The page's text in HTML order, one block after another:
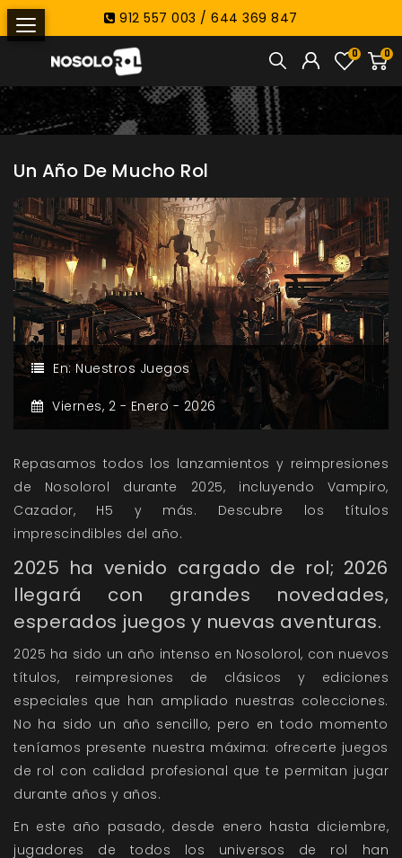
912 557 003 / 644 369 847
0
0
Un Año De Mucho Rol
En: Nuestros Juegos
Viernes, 2 - Enero - 2026
Repasamos todos los lanzamientos y reimpresiones
de Nosolorol durante 2025, incluyendo Vampiro,
Cazador, H5 y más. Descubre los títulos
imprescindibles del año.
2025 ha venido cargado de rol; 2026
llegará con grandes novedades,
esperados juegos y nuevas aventuras.
2025 ha sido un año intenso en Nosolorol, con nuevos
títulos, reimpresiones de clásicos y ediciones
especiales que han ampliado nuestras colecciones.
No ha sido un año sencillo, pero en todo momento
teníamos presente nuestra máxima: ofrecerte juegos
de rol con calidad profesional que te permitan jugar
durante años y años.
En este año pasado, desde enero hasta diciembre,
jugadores de todos los universos de rol han